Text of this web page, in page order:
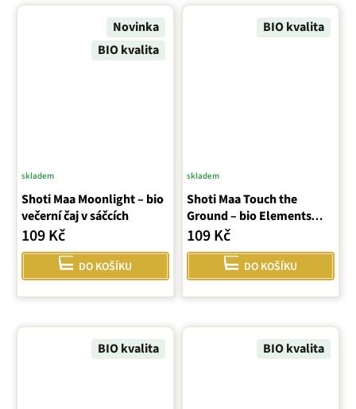
Novinka
BIO kvalita
Shoti Maa Moonlight – bio
večerní čaj v sáčcích
skladem
109 Kč
DO KOŠÍKU
BIO kvalita
Shoti Maa Touch the
Ground – bio Elements
Earth, 16 sáčků
skladem
109 Kč
DO KOŠÍKU
BIO kvalita BIO kvalita